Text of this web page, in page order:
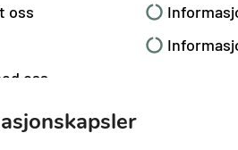
oss
oss